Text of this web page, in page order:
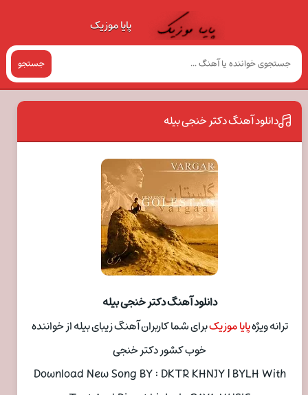
پایا موزیک
جستجو
دانلود آهنگ دکتر خنجی بیله
دانلود آهنگ دکتر خنجی بیله
ترانه ویژهپایا موزیکبرای شما کاربران آهنگ زیبای بیله از خواننده
خوب کشور دکتر خنجی
Download New Song BY : DKTR KHNJY | BYLH With